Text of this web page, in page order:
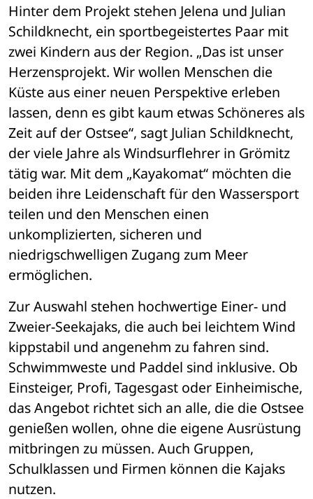
Hinter dem Projekt stehen Jelena und Julian
Schildknecht, ein sportbegeistertes Paar mit
zwei Kindern aus der Region. „Das ist unser
Herzensprojekt. Wir wollen Menschen die
Küste aus einer neuen Perspektive erleben
lassen, denn es gibt kaum etwas Schöneres als
Zeit auf der Ostsee“, sagt Julian Schildknecht,
der viele Jahre als Windsurflehrer in Grömitz
tätig war. Mit dem „Kayakomat“ möchten die
beiden ihre Leidenschaft für den Wassersport
teilen und den Menschen einen
unkomplizierten, sicheren und
niedrigschwelligen Zugang zum Meer
ermöglichen.
Zur Auswahl stehen hochwertige Einer- und
Zweier-Seekajaks, die auch bei leichtem Wind
kippstabil und angenehm zu fahren sind.
Schwimmweste und Paddel sind inklusive. Ob
Einsteiger, Profi, Tagesgast oder Einheimische,
das Angebot richtet sich an alle, die die Ostsee
genießen wollen, ohne die eigene Ausrüstung
mitbringen zu müssen. Auch Gruppen,
Schulklassen und Firmen können die Kajaks
nutzen.